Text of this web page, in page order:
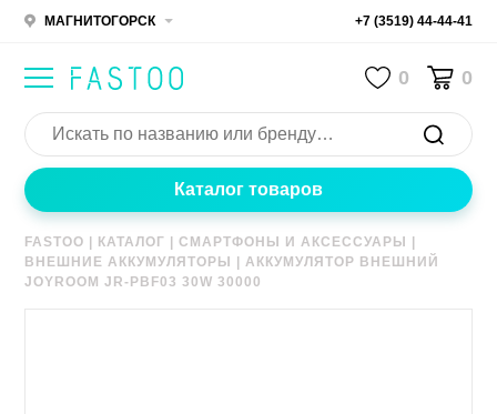
МАГНИТОГОРСК +7 (3519) 44-44-41
0 0
Каталог товаров
FASTOO КАТАЛОГ |СМАРТФОНЫ И АКСЕССУАРЫ
ВНЕШНИЕ АККУМУЛЯТОРЫ
|АККУМУЛЯТОР ВНЕШНИЙ
JOYROOM JR-PBF03 30W 30000